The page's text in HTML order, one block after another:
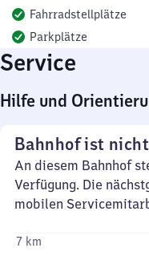
Fahrradstellplätze
Parkplätze
Service
Hilfe und
Bahnhof ist
An diesem Bahnhof
Verfügung. Die
mobilen
7 km